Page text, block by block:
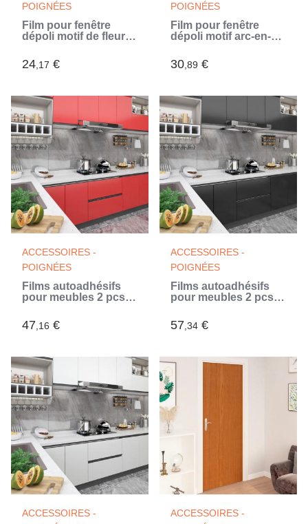
POIGNÉES
Film pour fenêtre
dépoli motif de fleur
24,17 €
POIGNÉES
Film pour fenêtre
dépoli motif arc-en-
PVC
30,89 €
ACCESSOIRES -
POIGNÉES
Films autoadhésifs
pour meubles 2 pcs
PVC
47,16 €
ACCESSOIRES -
POIGNÉES
Films autoadhésifs
pour meubles 2 pcs
(Noir)
57,34 €
ACCESSOIRES -
ACCESSOIRES -